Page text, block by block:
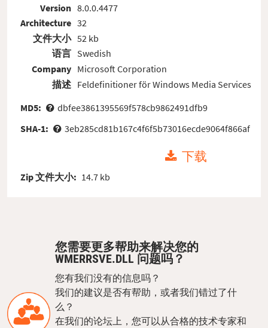
Version
Architecture
文件大小
语言
Company
描述
8.0.0.4477
32
52 kb
Swedish
Microsoft Corporation
Feldefinitioner för Windows Media Services
MD5:
dbfee3861395569f578cb9862491dfb9
SHA-1:
3eb285cd81b167c4f6f5b73016ecde9064f866af
下载
Zip 文件大小: 14.7 kb
您需要更多帮助来解决您的
WMERRSVE.DLL 问题吗？
您有我们没有的信息吗？
我们的建议是否有帮助，或者我们错过了什
么？
在我们的论坛上，您可以从合格的技术专家和